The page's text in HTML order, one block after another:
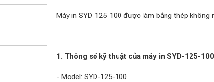
Máy in SYD-125-100 được làm bằng thép
1. Thông số kỹ thuật của máy in SYD-125-
- Model: SYD-125-100